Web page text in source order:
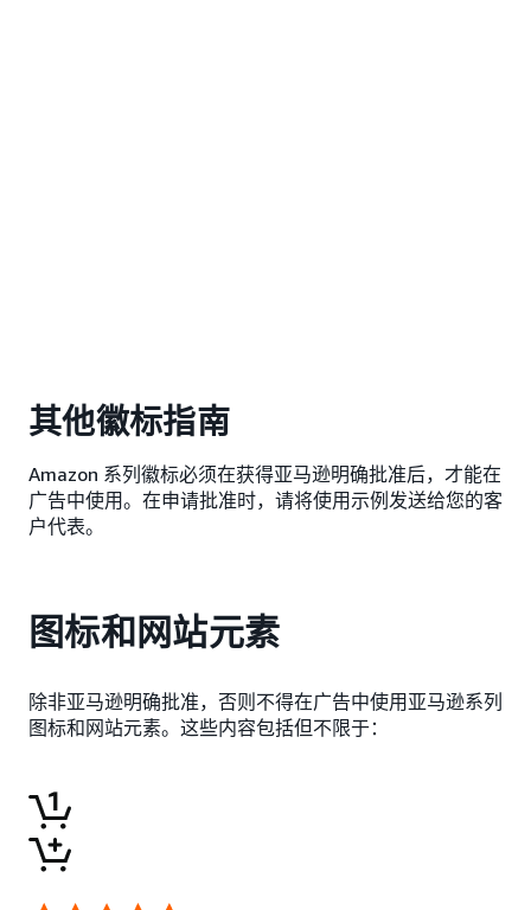
其他徽标指南
Amazon 系列徽标必须在获得亚马逊明确批准后，才能在
广告中使用。在申请批准时，请将使用示例发送给您的客
户代表。
图标和网站元素
除非亚马逊明确批准，否则不得在广告中使用亚马逊系列
图标和网站元素。这些内容包括但不限于：